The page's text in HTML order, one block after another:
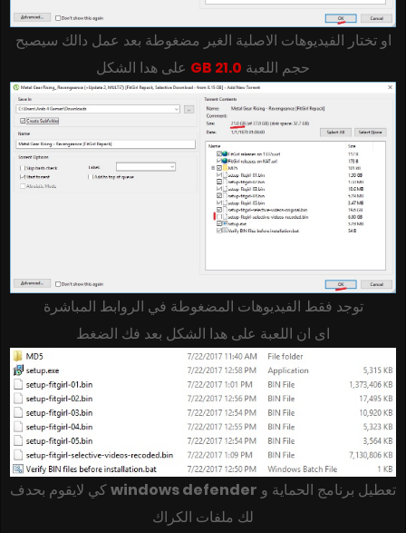
او تختار الفيديوهات الاصلية الغير مضغوطة بعد عمل دالك سيصبح
حجم اللعبة 21.0 GB على هدا الشكل
توجد فقط الفيديوهات المضغوطة في الروابط المباشرة
اى ان اللعبة على هدا الشكل بعد فك الضغط
تعطيل برنامج الحماية و windows defenderكي لايقوم بحدف
لك ملفات الكراك